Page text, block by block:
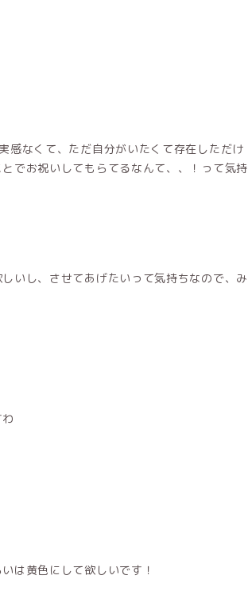
感なくて、ただ自分がいたくて存在しただけ
でお祝いしてもらてるなんて、、！って気持
いし、させてあげたいって気持ちなので、み
は黄色にして欲しいです！